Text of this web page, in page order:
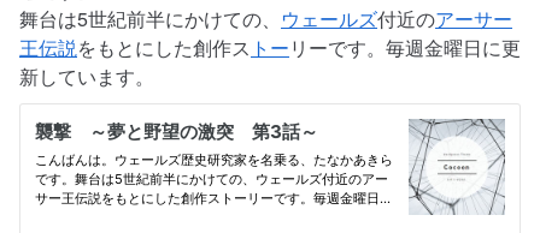
舞台は5世紀前半にかけての、 ウェールズ付近のアーサー
王伝説をもとにした創作ス トーリーです。毎週金曜日に更
新しています。